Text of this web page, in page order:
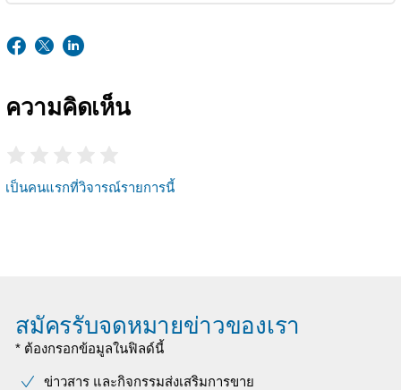
ความคิดเห็น
เป็นคนแรกที่วิจารณ์รายการนี้
สมัครรับจดหมายข่าวของเรา
* ต้องกรอกข้อมูลในฟิลด์นี้
ข่าวสาร และกิจกรรมส่งเสริมการขาย